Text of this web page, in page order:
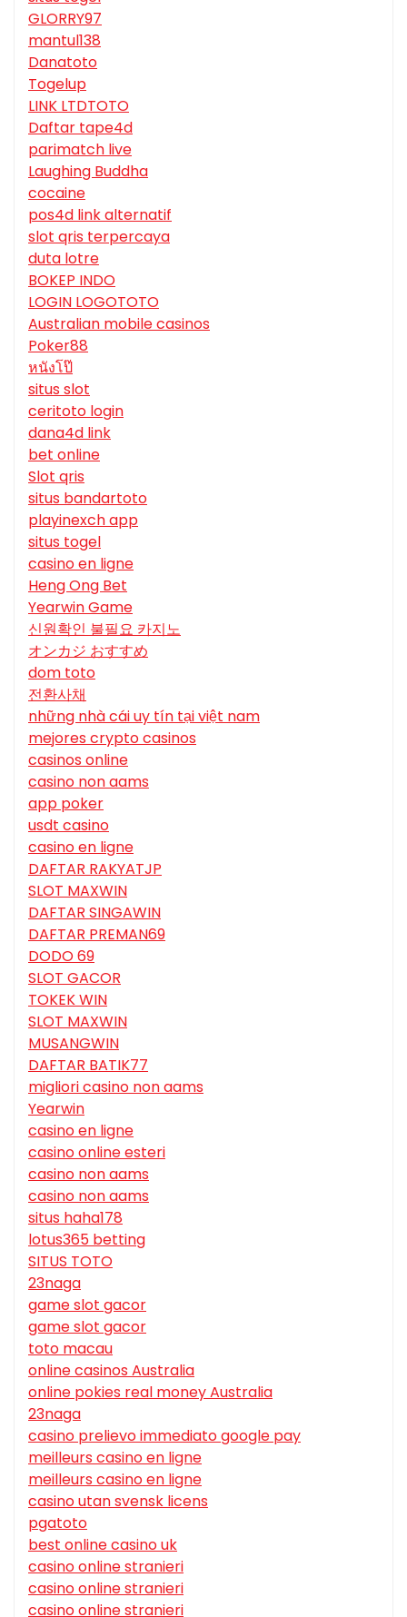
GLORRY97
mantul138
Danatoto
Togelup
LINK LTDTOTO
Daftar tape4d
parimatch live
Laughing Buddha
cocaine
pos4d link alternatif
slot qris terpercaya
duta lotre
BOKEP INDO
LOGIN LOGOTOTO
Australian mobile casinos
Poker88
หนังโป๊
situs slot
ceritoto login
dana4d link
bet online
Slot qris
situs bandartoto
playinexch app
situs togel
casino en ligne
Heng Ong Bet
Yearwin Game
신원확인 불필요 카지노
オンカジ おすすめ
dom toto
전환사채
những nhà cái uy tín tại việt nam
mejores crypto casinos
casinos online
casino non aams
app poker
usdt casino
casino en ligne
DAFTAR RAKYATJP
SLOT MAXWIN
DAFTAR SINGAWIN
DAFTAR PREMAN69
DODO 69
SLOT GACOR
TOKEK WIN
SLOT MAXWIN
MUSANGWIN
DAFTAR BATIK77
migliori casino non aams
Yearwin
casino en ligne
casino online esteri
casino non aams
casino non aams
situs haha178
lotus365 betting
SITUS TOTO
23naga
game slot gacor
game slot gacor
toto macau
online casinos Australia
online pokies real money Australia
23naga
casino prelievo immediato google pay
meilleurs casino en ligne
meilleurs casino en ligne
casino utan svensk licens
pgatoto
best online casino uk
casino online stranieri
casino online stranieri
casino online stranieri